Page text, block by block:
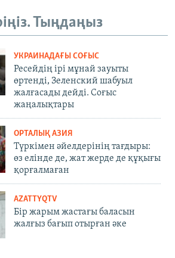
Тыңдаңыз
УКРАИНАДАҒЫ СОҒЫС
Ресейдің ірі мұнай зауыты
өртенді, Зеленский шабуыл
жалғасады дейді. Соғыс
жаңалықтары
ОРТАЛЫҚ АЗИЯ
Түркімен әйелдерінің тағдыры:
өз елінде де, жат жерде де құқығы
қорғалмаған
AZATTYQTV
Бір жарым жастағы баласын
жалғыз бағып отырған әке